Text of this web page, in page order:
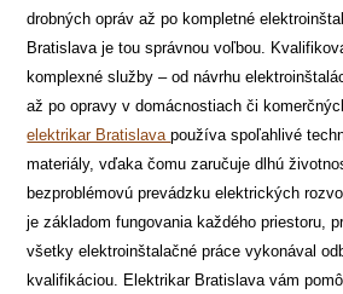
drobných opráv až po kompletné
Bratislava je tou správnou voľbou.
komplexné služby – od návrhu
až po opravy v domácnostiach či
elektrikar Bratislavapoužíva spoľahlivé
materiály, vďaka čomu zaručuje dlhú
bezproblémovú prevádzku elektrických
je základom fungovania každého priestoru,
všetky elektroinštalačné práce vykonával
kvalifikáciou. Elektrikar Bratislava vám